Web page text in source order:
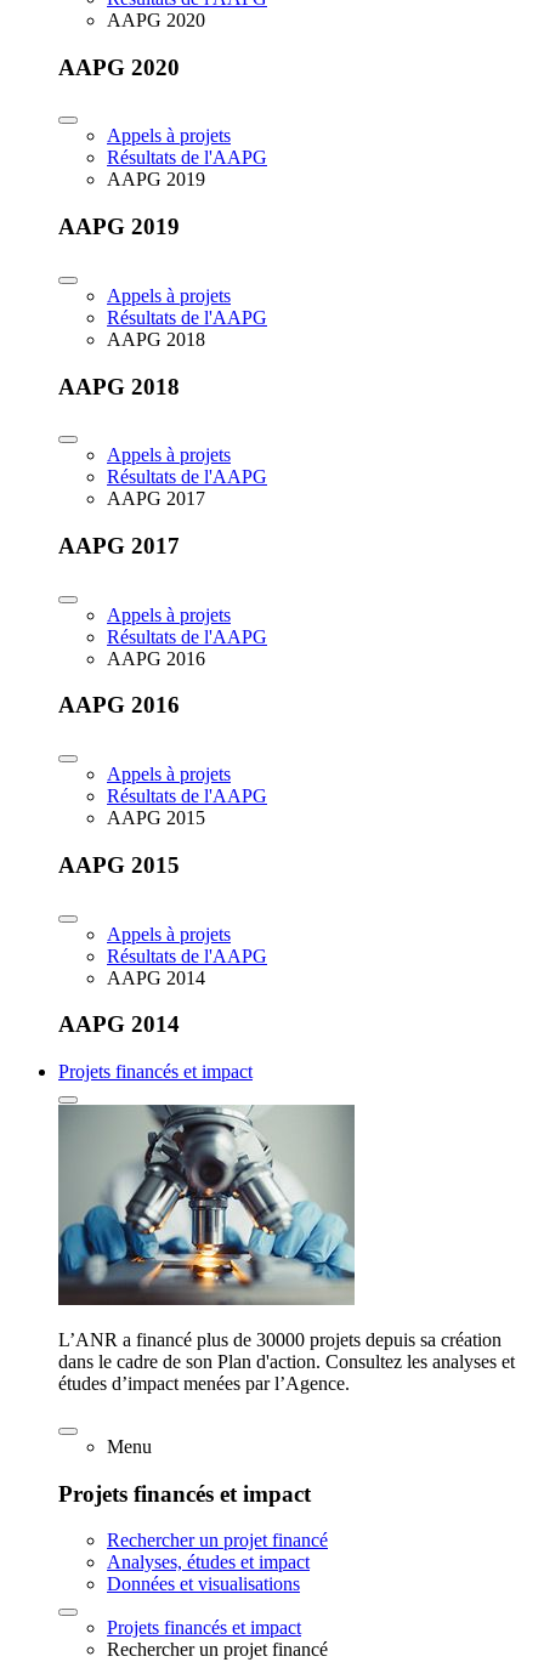
AAPG 2020
AAPG 2020
Appels à projets
Résultats de l'AAPG
AAPG 2019
AAPG 2019
Appels à projets
Résultats de l'AAPG
AAPG 2018
AAPG 2018
Appels à projets
Résultats de l'AAPG
AAPG 2017
AAPG 2017
Appels à projets
Résultats de l'AAPG
AAPG 2016
AAPG 2016
Appels à projets
Résultats de l'AAPG
AAPG 2015
AAPG 2015
Appels à projets
Résultats de l'AAPG
AAPG 2014
AAPG 2014
Projets financés et impact
L’ANR a financé plus de 30000 projets depuis sa création
dans le cadre de son Plan d'action. Consultez les analyses et
études d’impact menées par l’Agence.
Menu
Projets financés et impact
Rechercher un projet financé
Analyses, études et impact
Données et visualisations
Projets financés et impact
Rechercher un projet financé